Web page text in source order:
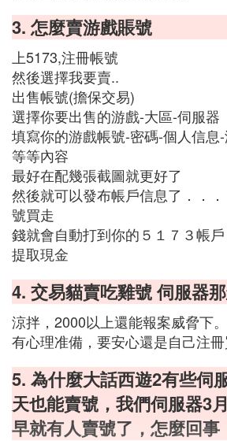
3. 怎麼賣游戲賬號
上5173,注冊帳號
然後選擇我要賣..
出售帳號(擔保交易)
選擇你要出售的游戲-大區-伺服器
填寫你的游戲帳號-密碼-個人信息
等等內容
最好在配幾張截圖就更好了
然後就可以發布帳戶信息了．．
號買走
錢就會自動打到你的５１７３帳
提取現金
4. 交易貓賣吃雞號 伺服器
涼拌，2000以上還能報案威脅下
有心理准備，要安心還是自己注冊
5. 為什麼大話西遊2有些伺
天也能賣號，我們伺服器3
早就有人賣號了，怎麼回事